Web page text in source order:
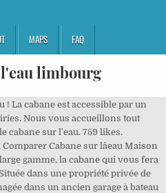
MAPS FAQ
limbourg
! La cabane est accessible par un
Nous vous accueillons tout
cabane sur l'eau. 759 likes.
Cabane sur lâeau Maison
gamme, la cabane qui vous fera
dans une propriété privée de
dans un ancien garage à bateau